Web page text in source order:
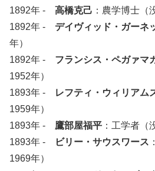
1892年 - 高橋克己 ：農学博士（
1892年 - デイヴィッド・ガーネ
年）
1892年 - フランシス・ペガァマ
1952年）
1893年 -
レフティ・ウィリアム
1959年）
1893年 - 鷹部屋福平 ：工学者（
1893年 -
ビリー・サウスワース
1969年）